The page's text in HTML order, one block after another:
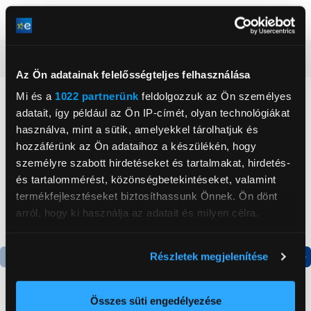
Az Ön adatainak felelősségteljes felhasználása
Mi és a 1022 partnerünk feldolgozzuk az Ön személyes
adatait, így például az Ön IP-címét, olyan technológiákat
használva, mint a sütik, amelyekkel tárolhatjuk és
hozzáférünk az Ön adataihoz a készülékén, hogy
személyre szabott hirdetéseket és tartalmakat, hirdetés-
és tartalommérést, közönségbetekintéseket, valamint
termékfejlesztéseket biztosíthassunk Önnek. Ön dönt
arról, hogy ki használja az adatait és milyen célra.
elhelyezkedéséről pár méteres pontossággal
Az Ön készülékén beazonosítása annak konkrét
Részletek megjelenítése
Összes süti engedélyezése
Szín
Neked ajánljuk
-10 000 Ft